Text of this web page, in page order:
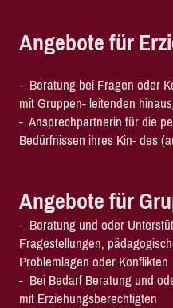
Angebote für
- Beratung bei Fragen oder
mit Gruppen- leitenden
- Ansprechpartnerin für die
Bedürfnissen ihres Kin- des
Angebote für
- Beratung und oder
Fragestellungen,
Problemlagen oder Konflikten
- Bei Bedarf Beratung und
mit Erziehungsberechtigten